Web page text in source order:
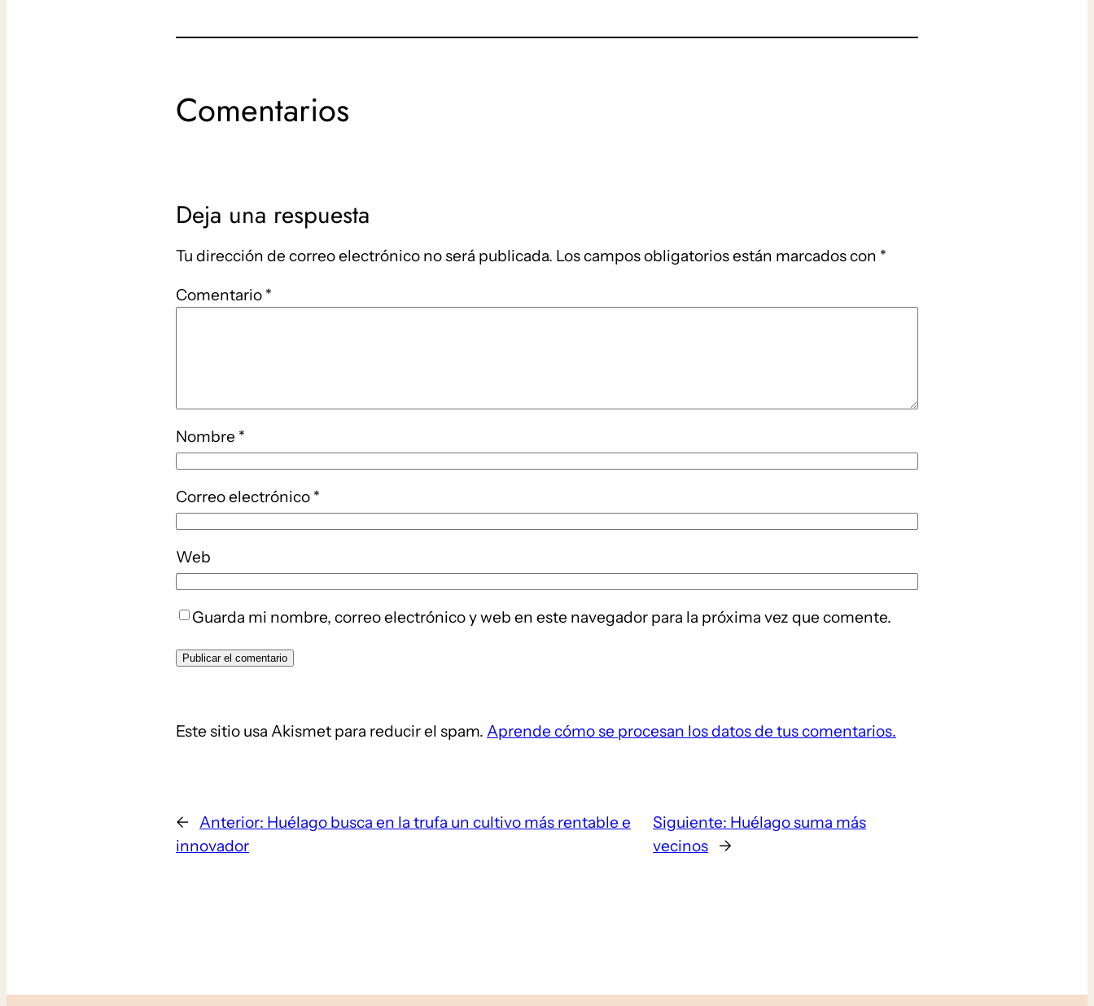
Comentarios
Deja una respuesta
Tu dirección de correo electrónico no será publicada. Los campos obligatorios están marcados con *
Comentario *
Nombre *
Correo electrónico *
Web
Guarda mi nombre, correo electrónico y web en este navegador para la próxima vez que comente.
Este sitio usa Akismet para reducir el spam. Aprende cómo se procesan los datos de tus comentarios.
← Anterior: Huélago busca en la trufa un cultivo más rentable e
innovador
Siguiente: Huélago suma más
vecinos →